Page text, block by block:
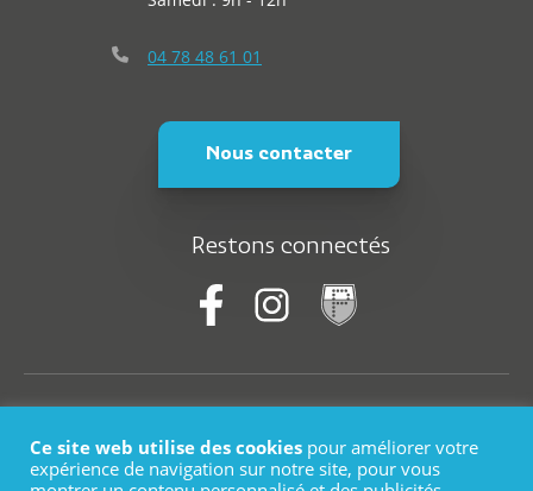
04 78 48 61 01
Nous contacter
Restons connectés
Plan du site
Ce site web utilise des cookies pour améliorer votre
expérience de navigation sur notre site, pour vous